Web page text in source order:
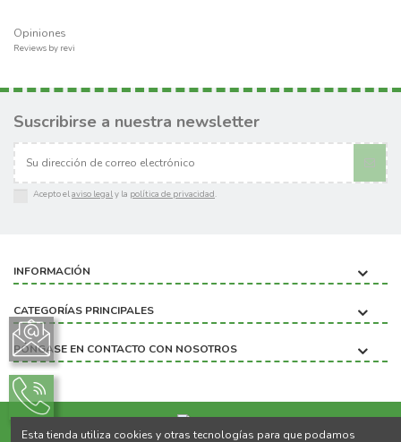
Opiniones
Reviews by revi
Suscribirse a nuestra newsletter
Acepto elaviso legaly la política de privacidad.
INFORMACIÓN
CATEGORÍAS PRINCIPALES
PÓNGASE EN CONTACTO CON NOSOTROS
Esta tienda utiliza cookies y otras tecnologías para que podamos